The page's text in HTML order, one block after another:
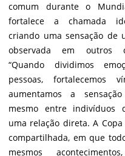
comum durante o
fortalece a chamada
criando uma sensação de
observada em outros
“Quando dividimos
pessoas, fortalecemos
aumentamos a
mesmo entre indivíduos
uma relação direta. A
compartilhada, em que
mesmos